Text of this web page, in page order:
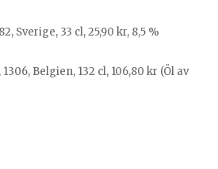
Sverige, 33 cl, 25,90 kr, 8,5 %
Belgien, 132 cl, 106,80 kr (Öl av